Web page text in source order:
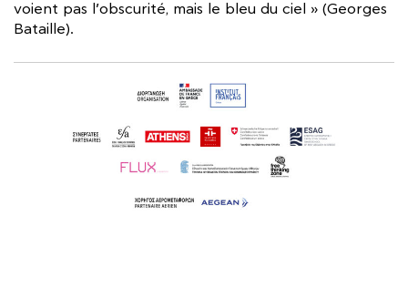
voient pas l’obscurité, mais le bleu du ciel » (Georges
Bataille).